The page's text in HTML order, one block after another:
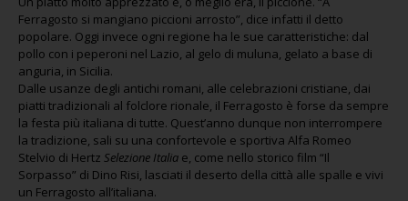
Ferragosto si mangiano piccioni arrosto”, dice infatti il detto
popolare. Oggi invece ogni regione ha le sue caratteristiche: dal
pollo con i peperoni nel Lazio, al gelo di muluna, gelato a base di
anguria, in Sicilia.
Dalle usanze degli antichi romani, alle celebrazioni cristiane, dai
piatti tradizionali al folclore rionale, il Ferragosto è forse da sempre
la festa più italiana di tutte. Quest’anno dunque non interrompere
la tradizione, sali su una confortevole e sportiva Alfa Romeo
Stelvio di Hertz Selezione Italia e, come nello storico film “Il
Sorpasso” di Dino Risi, lasciati il deserto della città alle spalle e vivi
un Ferragosto all’italiana.